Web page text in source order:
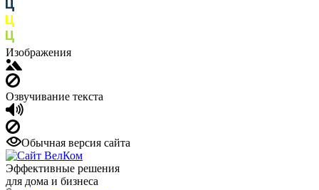
Изображения
Озвучивание текста
Обычная версия сайта
Эффективные решения
для дома и бизнеса